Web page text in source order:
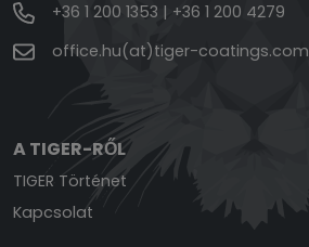
+36 1 200 1353 | +36 1 200 4279
office.hu(at)tiger-coatings.com
A TIGER-RŐL
TIGER Történet
Kapcsolat